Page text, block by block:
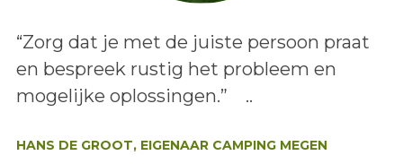
Lees het bericht:
“Zorg dat je met de juiste persoon praat
en bespreek rustig het probleem en
mogelijke oplossingen.” ..
HANS DE GROOT, EIGENAAR CAMPING MEGEN